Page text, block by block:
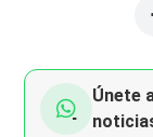
Únete